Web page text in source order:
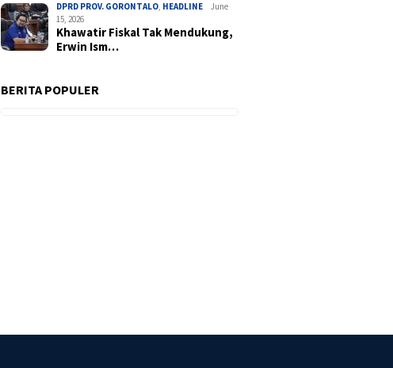
DPRD PROV. GORONTALO, HEADLINE
June
15, 2026
Khawatir Fiskal Tak Mendukung,
Erwin Ism…
BERITA POPULER